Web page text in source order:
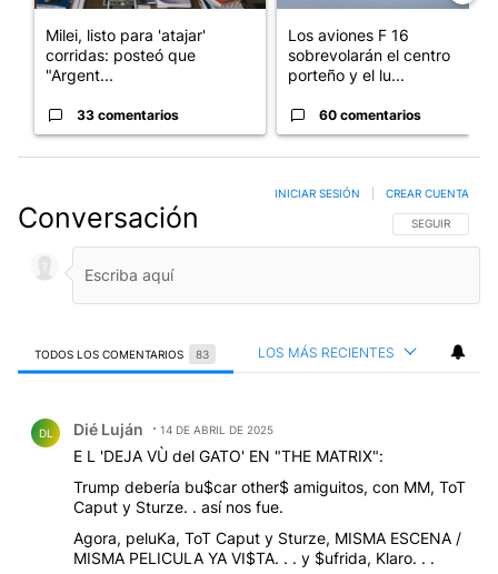
Milei, listo para 'atajar'
corridas: posteó que
"Argent...
33 comentarios
Los aviones F 16
sobrevolarán el centro
porteño y el lu...
60 comentarios
Conversación SIGA ESTA
SEGUIR
INICIAR SESIÓN CREAR CUENTA
TODOS LOS COMENTARIOS 83 LOS MÁS RECIENTES
DL Dié Luján 14 DE ABRIL DE 2025
E L 'DEJA VÙ del GATO' EN "THE MATRIX":
Trump debería bu$car other$ amiguitos, con MM, ToT
Caput y Sturze. . así nos fue.
Agora, peluKa, ToT Caput y Sturze, MISMA ESCENA /
MISMA PELICULA YA VI$TA. . . y $ufrida, Klaro. . .